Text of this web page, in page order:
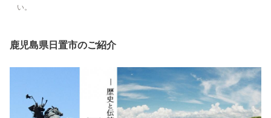
い。
鹿児島県日置市のご紹介